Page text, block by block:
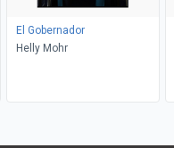
El Gobernador
Helly Mohr